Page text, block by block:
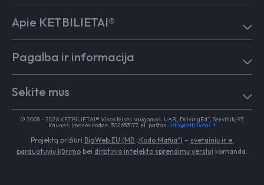
Apie KETBILIETAI®
Kaip mokytis
Testai
Test in English
Kontaktai
Vairavimo mokykloms
Apie KETBILIETAI®
Pagalba ir informacija
Dažniausiai užduodami klausimai
Egzaminai Regitroje
Medicininė pažyma
Naujienos
Sekite mus
TikTok
Facebook
Instagram
© 2008 - 2026 KETBILIETAI® Visos teisės saugomos. UAB „DrivingEd“, Servitutų 97,
Kaunas; įmonės kodas: 302653177; el. paštas: info@ketbilietai.lt
Projektą prižiūri BigWeb.EU (MB „Kodo Mafija“) – svetainių ir e.
parduotuvių kūrimo bei dirbtinio intelekto sprendimų verslui komanda.